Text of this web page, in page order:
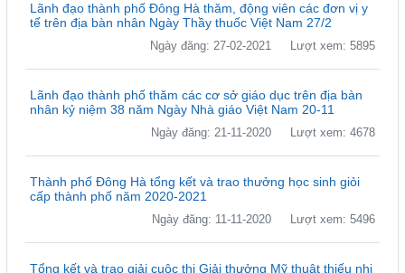
Lãnh đạo thành phố Đông Hà thăm, động viên các đơn vị y
tế trên địa bàn nhân Ngày Thầy thuốc Việt Nam 27/2
Ngày đăng: 27-02-2021 Lượt xem: 5895
Lãnh đạo thành phố thăm các cơ sở giáo dục trên địa bàn
nhân kỷ niệm 38 năm Ngày Nhà giáo Việt Nam 20-11
Ngày đăng: 21-11-2020 Lượt xem: 4678
Thành phố Đông Hà tổng kết và trao thưởng học sinh giỏi
cấp thành phố năm 2020-2021
Ngày đăng: 11-11-2020 Lượt xem: 5496
Tổng kết và trao giải cuộc thi Giải thưởng Mỹ thuật thiếu nhi